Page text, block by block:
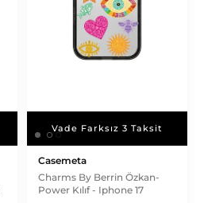
Vade Farksız 3 Taksit
Vade Farksız 3 Taksit
Casemeta
Charms By Berrin Özkan-
Power Kılıf - Iphone 17